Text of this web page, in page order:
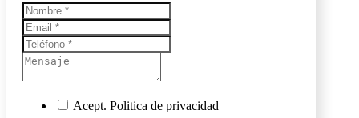
Acept. Politica de privacidad